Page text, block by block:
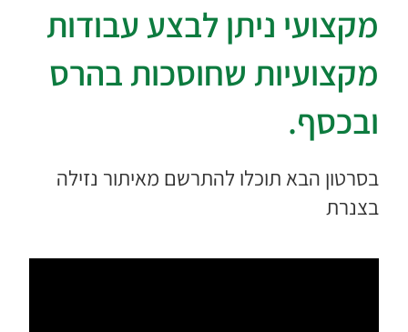
מקצועי ניתן לבצע עבודות
מקצועיות שחוסכות בהרס
ובכסף.
בסרטון הבא תוכלו להתרשם מאיתור נזילה
בצנרת